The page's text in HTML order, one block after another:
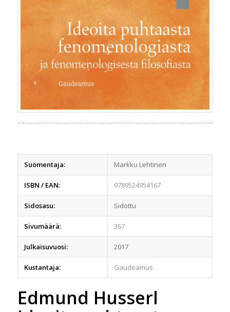
Suomentaja: Markku Lehtinen
ISBN / EAN: 9789524954167
Sidosasu: Sidottu
Sivumäärä: 367
Julkaisuvuosi: 2017
Kustantaja: Gaudeamus
Edmund Husserl